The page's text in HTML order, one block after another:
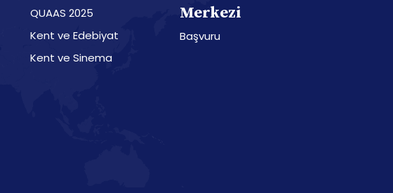
QUAAS 2025
Kent ve Edebiyat
Kent ve Sinema
Merkezi
Başvuru